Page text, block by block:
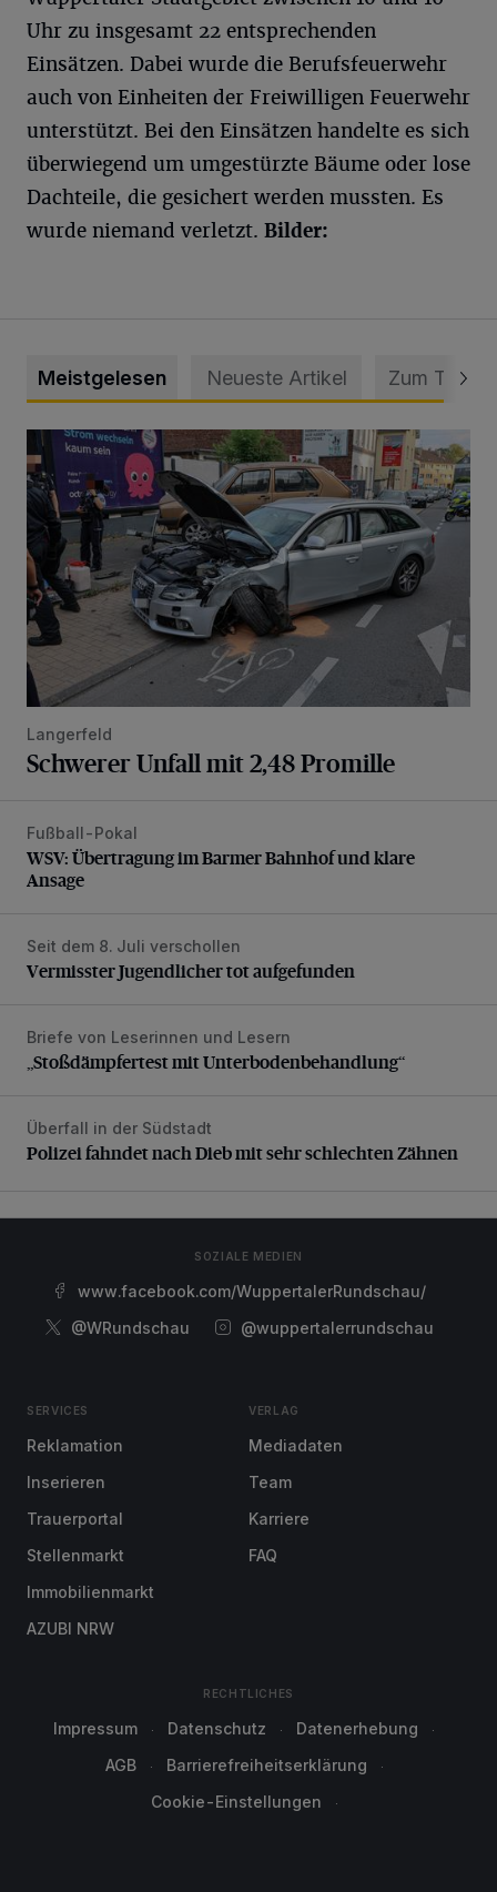
Uhr zu insgesamt 22 entsprechenden
Einsätzen. Dabei wurde die Berufsfeuerwehr
auch von Einheiten der Freiwilligen Feuerwehr
unterstützt. Bei den Einsätzen handelte es sich
überwiegend um umgestürzte Bäume oder lose
Dachteile, die gesichert werden mussten. Es
wurde niemand verletzt. Bilder:
Meistgelesen Neueste Artikel Zum Thema
Schwerer Unfall mit 2,48 Promille
Langerfeld
Schwerer Unfall mit 2,48 Promille
WSV: Übertragung im Barmer Bahnhof und klare Ansage
Fußball-Pokal
WSV: Übertragung im Barmer Bahnhof und klare
Ansage
Vermisster Jugendlicher tot aufgefunden
Seit dem 8. Juli verschollen
Vermisster Jugendlicher tot aufgefunden
„Stoßdämpfertest mit Unterbodenbehandlung“
Briefe von Leserinnen und Lesern
„Stoßdämpfertest mit Unterbodenbehandlung“
Polizei fahndet nach Dieb mit sehr schlechten Zähnen
Überfall in der Südstadt
Polizei fahndet nach Dieb mit sehr schlechten Zähnen
SOZIALE MEDIEN
www.facebook.com/WuppertalerRundschau/
@WRundschau
@wuppertalerrundschau
SERVICES
Reklamation
Inserieren
Trauerportal
Stellenmarkt
Immobilienmarkt
AZUBI NRW
VERLAG
Mediadaten
Team
Karriere
FAQ
RECHTLICHES
Impressum Datenschutz
Datenerhebung
AGB
Barrierefreiheitserklärung
Cookie-Einstellungen